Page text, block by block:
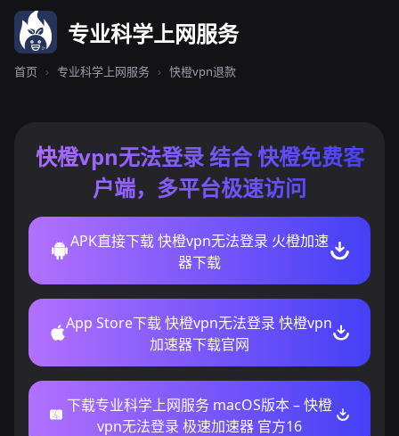
专业科学上网服务
首页 › 专业科学上网服务 › 快橙vpn退款
快橙vpn无法登录 结合 快橙免费客
户端，多平台极速访问
APK直接下载 快橙vpn无法登录 火橙加速
器下载
App Store下载 快橙vpn无法登录 快橙vpn
加速器下载官网
下载专业科学上网服务 macOS版本 – 快橙
vpn无法登录 极速加速器 官方16